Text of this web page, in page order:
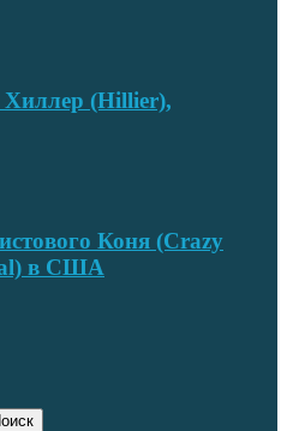
Хиллер (Hillier),
Коня (Crazy
в США